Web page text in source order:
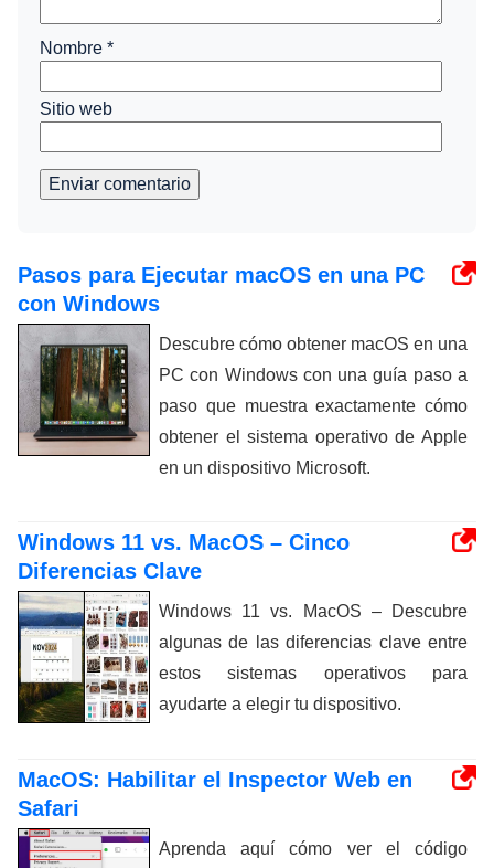
Nombre *
Sitio web
Enviar comentario
Pasos para Ejecutar macOS en una PC
con Windows
Descubre cómo obtener macOS en una
PC con Windows con una guía paso a
paso que muestra exactamente cómo
obtener el sistema operativo de Apple
en un dispositivo Microsoft.
Windows 11 vs. MacOS – Cinco
Diferencias Clave
Windows 11 vs. MacOS – Descubre
algunas de las diferencias clave entre
estos sistemas operativos para
ayudarte a elegir tu dispositivo.
MacOS: Habilitar el Inspector Web en
Safari
Aprenda aquí cómo ver el código